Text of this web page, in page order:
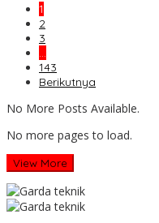
1
2
3
…
143
Berikutnya
No More Posts Available.
No more pages to load.
View More